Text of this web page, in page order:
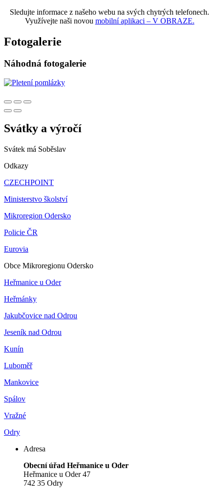
Sledujte informace z našeho webu na svých chytrých telefonech.
Využívejte naši novou mobilní aplikaci – V OBRAZE.
Fotogalerie
Náhodná fotogalerie
Svátky a výročí
Svátek má Soběslav
Odkazy
CZECHPOINT
Ministerstvo školství
Mikroregion Odersko
Policie ČR
Eurovia
Obce Mikroregionu Odersko
Heřmanice u Oder
Heřmánky
Jakubčovice nad Odrou
Jeseník nad Odrou
Kunín
Luboměř
Mankovice
Spálov
Vražné
Odry
Adresa
Obecní úřad Heřmanice u Oder
Heřmanice u Oder 47
742 35 Odry